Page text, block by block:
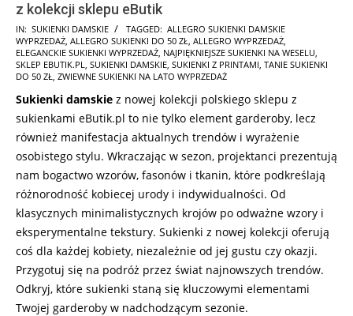
z kolekcji sklepu eButik
2026-
03-
17
IN: SUKIENKI DAMSKIE TAGGED: ALLEGRO SUKIENKI DAMSKIE
WYPRZEDAŻ, ALLEGRO SUKIENKI DO 50 ZŁ, ALLEGRO WYPRZEDAŻ,
ELEGANCKIE SUKIENKI WYPRZEDAŻ, NAJPIĘKNIEJSZE SUKIENKI NA WESELU,
SKLEP EBUTIK.PL, SUKIENKI DAMSKIE, SUKIENKI Z PRINTAMI, TANIE SUKIENKI
DO 50 ZŁ, ZWIEWNE SUKIENKI NA LATO WYPRZEDAŻ
Sukienki damskie z nowej kolekcji polskiego sklepu z
sukienkami eButik.pl to nie tylko element garderoby, lecz
również manifestacja aktualnych trendów i wyrażenie
osobistego stylu. Wkraczając w sezon, projektanci prezentują
nam bogactwo wzorów, fasonów i tkanin, które podkreślają
różnorodność kobiecej urody i indywidualności. Od
klasycznych minimalistycznych krojów po odważne wzory i
eksperymentalne tekstury. Sukienki z nowej kolekcji oferują
coś dla każdej kobiety, niezależnie od jej gustu czy okazji.
Przygotuj się na podróż przez świat najnowszych trendów.
Odkryj, które sukienki staną się kluczowymi elementami
Twojej garderoby w nadchodzącym sezonie.